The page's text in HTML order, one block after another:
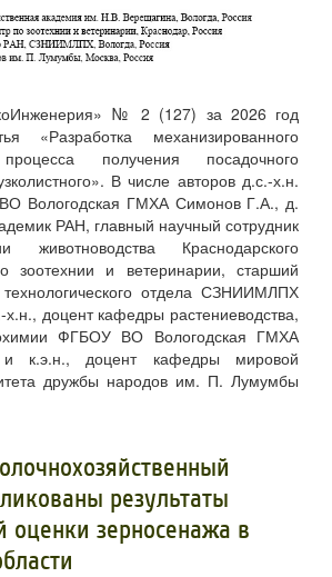
№ 2 (127) за 2026 год
«Разработка механизированного
процесса получения посадочного
В числе авторов д.с.-х.н.
Вологодская ГМХА Симонов Г.А., д.
РАН, главный научный сотрудник
животноводства Краснодарского
зоотехнии и ветеринарии, старший
отдела СЗНИИМЛПХ
доцент кафедры растениеводства,
ФГБОУ ВО Вологодская ГМХА
к.э.н., доцент кафедры мировой
дружбы народов им. П. Лумумбы
результаты
оценки зерносенажа в